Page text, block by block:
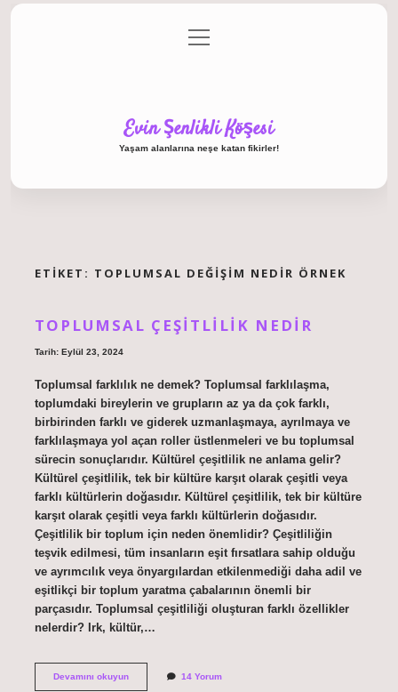
Gizlilik Politikası
menüyü
aç
Evin Şenlikli Köşesi
Yaşam alanlarına neşe katan fikirler!
ETIKET: TOPLUMSAL DEĞIŞIM NEDIR ÖRNEK
TOPLUMSAL ÇEŞITLILIK NEDIR
Tarih: Eylül 23, 2024
Toplumsal farklılık ne demek? Toplumsal farklılaşma,
toplumdaki bireylerin ve grupların az ya da çok farklı,
birbirinden farklı ve giderek uzmanlaşmaya, ayrılmaya ve
farklılaşmaya yol açan roller üstlenmeleri ve bu toplumsal
sürecin sonuçlarıdır. Kültürel çeşitlilik ne anlama gelir?
Kültürel çeşitlilik, tek bir kültüre karşıt olarak çeşitli veya
farklı kültürlerin doğasıdır. Kültürel çeşitlilik, tek bir kültüre
karşıt olarak çeşitli veya farklı kültürlerin doğasıdır.
Çeşitlilik bir toplum için neden önemlidir? Çeşitliliğin
teşvik edilmesi, tüm insanların eşit fırsatlara sahip olduğu
ve ayrımcılık veya önyargılardan etkilenmediği daha adil ve
eşitlikçi bir toplum yaratma çabalarının önemli bir
parçasıdır. Toplumsal çeşitliliği oluşturan farklı özellikler
nelerdir? Irk, kültür,…
Devamını okuyunToplumsal
14 Yorum